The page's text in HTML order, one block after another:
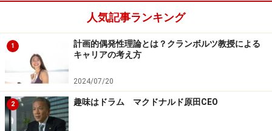
人気記事ランキング
1
計画的偶発性理論とは？クランボルツ教授による
キャリアの考え方
2024/07/20
2 趣味はドラム マクドナルド原田CEO